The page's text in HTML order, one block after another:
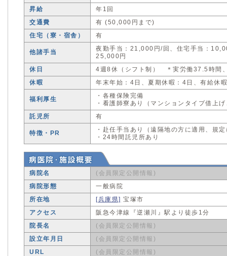
昇給
年1回
交通費
有 (50,000円まで)
住宅（寮・宿舎）
有
他諸手当
夜勤手当：21,000円/回、住宅手当：
25,000円
休日
4週8休（シフト制） ＊実労働37.5時間
休暇
年末年始：4日、夏期休暇：4日、有給休
福利厚生
・各種保険完備
・看護師寮あり（マンションタイプ借上
託児所
有
特徴・PR
・赴任手当あり（遠隔地の方に適用、規
・24時間託児所あり
病院名
(会員限定公開情報)
病院形態
一般病院
所在地
[兵庫県] 宝塚市
アクセス
阪急今津線『逆瀬川』駅より徒歩1分
院長名
(会員限定公開情報)
設立年月日
(会員限定公開情報)
URL
(会員限定公開情報)